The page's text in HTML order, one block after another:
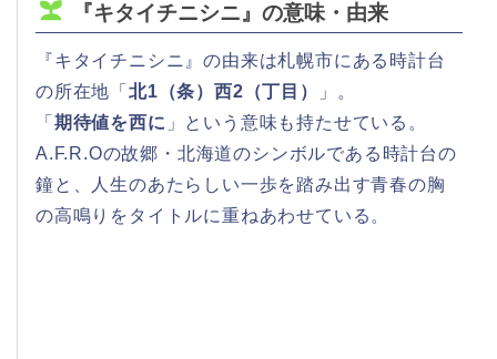
『キタイチニシニ』の意味・由来
『キタイチニシニ』の由来は札幌市にある時計台
の所在地「 北1（条）西2（丁目）
」。
「 期待値を西に 」という意味も持たせている。
A.F.R.Oの故郷・北海道のシンボルである時計台の
鐘と、人生のあたらしい一歩を踏み出す青春の胸
の高鳴りをタイトルに重ねあわせている。